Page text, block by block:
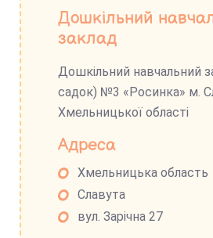
Дошкільний
заклад
Дошкільний навчальний
садок) №3 «Росинка» м.
Хмельницької області
Адреса
Хмельницька область
Славута
вул. Зарічна 27